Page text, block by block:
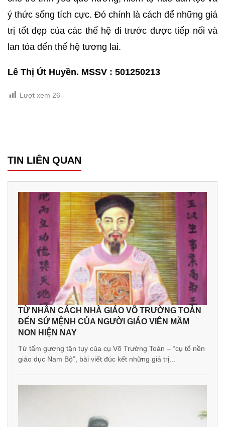
ý thức sống tích cực. Đó chính là cách để những giá
trị tốt đẹp của các thế hệ đi trước được tiếp nối và
lan tỏa đến thế hệ tương lai.
Lê Thị Út Huyền. MSSV : 501250213
Lượt xem 26
TIN LIÊN QUAN
TỪ NHÂN CÁCH NHÀ GIÁO VÕ TRƯỜNG TOẢN
ĐẾN SỨ MỆNH CỦA NGƯỜI GIÁO VIÊN MẦM
NON HIỆN NAY
Từ tấm gương tận tụy của cụ Võ Trường Toản – “cụ tổ nền
giáo dục Nam Bộ”, bài viết đúc kết những giá trị...